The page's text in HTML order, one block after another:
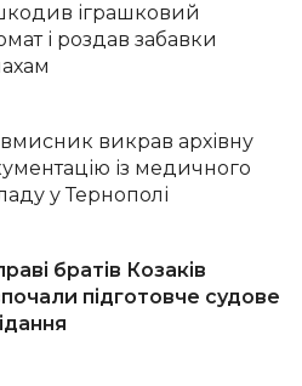
іграшковий
і роздав забавки
викрав архівну
із медичного
у Тернополі
братів Козаків
підготовче судове